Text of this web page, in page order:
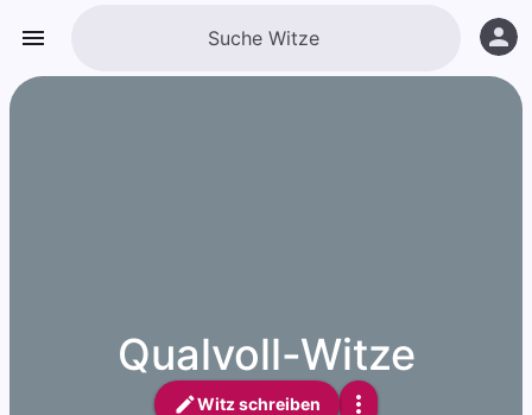
Qualvoll-Witze
Witz schreiben